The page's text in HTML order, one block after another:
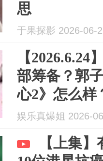
思
于果探影 2026-06-
【
部筹备？郭
心2》怎么样
丹峰洪欣？
酬是正常给
娱乐真爆姐 2026-
【上集